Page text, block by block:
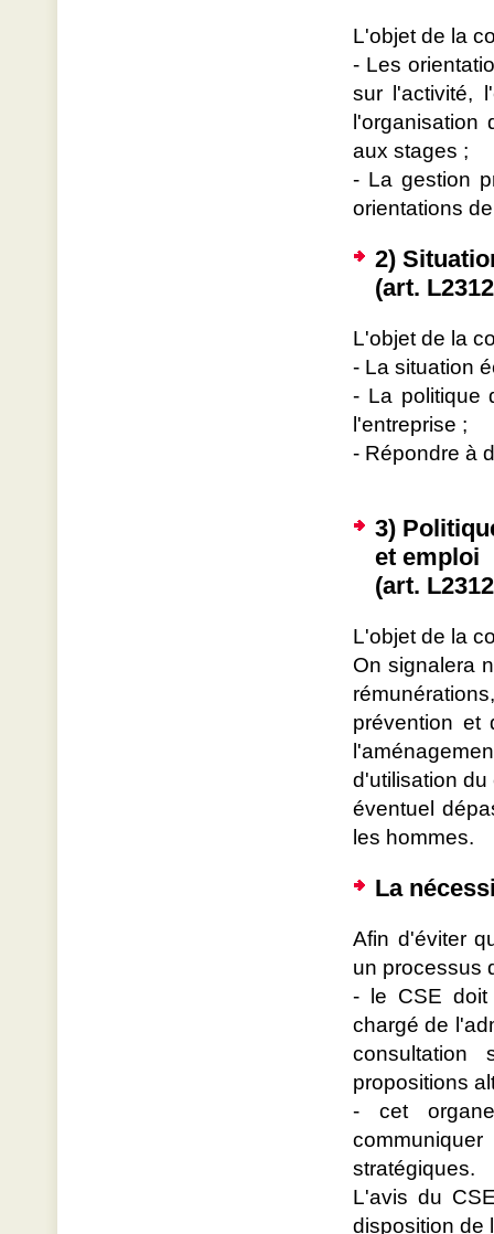
L'objet de la
- Les
sur l'activité,
aux stages ;
- La gestion
orientations
2)
(art.
L'objet de la
- La situation
- La politique
l'entreprise ;
- Répondre à
3)
et emploi
(art.
L'objet de la
On signalera
prévention et
d'utilisation
éventuel
les hommes.
La
Afin d'éviter
un processus
- le CSE doit
chargé de
consultation
propositions
- cet
stratégiques.
L'avis du
disposition de